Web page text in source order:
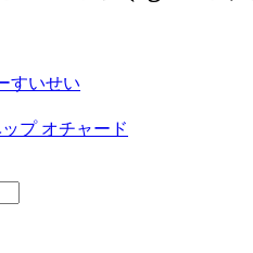
すいせい
プ オチャード